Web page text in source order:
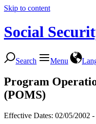
Skip to content
Social
Search Menu
Program
(POMS)
Effective Dates: 02/05/2002 -